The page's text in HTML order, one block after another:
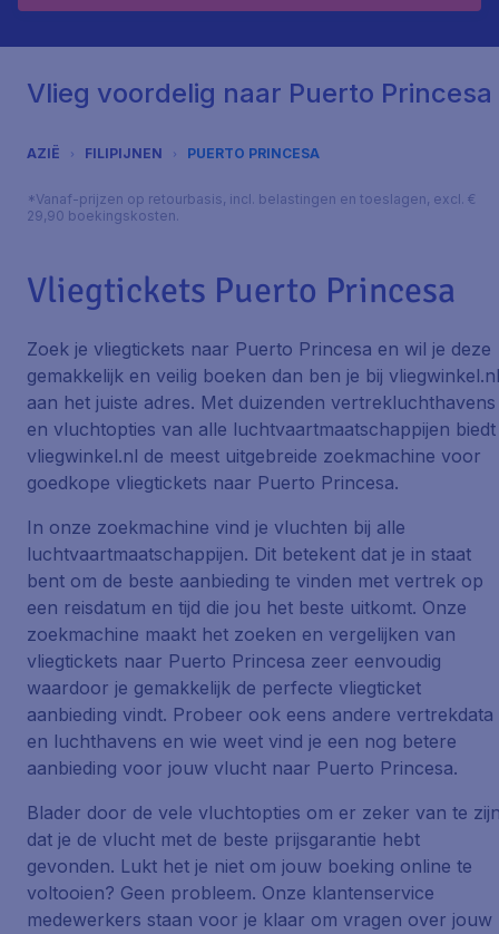
Vlieg voordelig naar Puerto Princesa
AZIË FILIPIJNEN PUERTO PRINCESA
*Vanaf-prijzen op retourbasis, incl. belastingen en toeslagen, excl. €
29,90 boekingskosten.
Vliegtickets Puerto Princesa
Zoek je vliegtickets naar Puerto Princesa en wil je deze
gemakkelijk en veilig boeken dan ben je bij vliegwinkel.nl
aan het juiste adres. Met duizenden vertrekluchthavens
en vluchtopties van alle luchtvaartmaatschappijen biedt
vliegwinkel.nl de meest uitgebreide zoekmachine voor
goedkope vliegtickets naar Puerto Princesa.
In onze zoekmachine vind je vluchten bij alle
luchtvaartmaatschappijen. Dit betekent dat je in staat
bent om de beste aanbieding te vinden met vertrek op
een reisdatum en tijd die jou het beste uitkomt. Onze
zoekmachine maakt het zoeken en vergelijken van
vliegtickets naar Puerto Princesa zeer eenvoudig
waardoor je gemakkelijk de perfecte vliegticket
aanbieding vindt. Probeer ook eens andere vertrekdata
en luchthavens en wie weet vind je een nog betere
aanbieding voor jouw vlucht naar Puerto Princesa.
Blader door de vele vluchtopties om er zeker van te
dat je de vlucht met de beste prijsgarantie hebt
gevonden. Lukt het je niet om jouw boeking online te
voltooien? Geen probleem. Onze klantenservice
medewerkers staan voor je klaar om vragen over jouw